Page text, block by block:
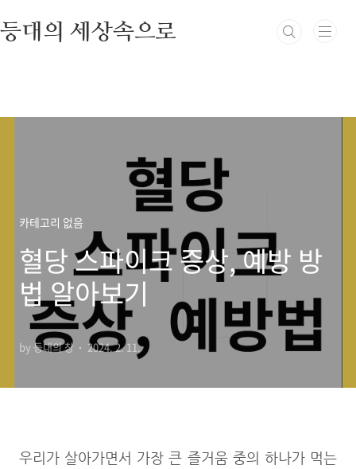
등대의 세상속으로
카테고리 없음
혈당 스파이크 증상, 예방 방
법 알아보기
by 등대의 창 2024. 2. 11.
우리가 살아가면서 가장 큰 즐거움 중의 하나가 먹는